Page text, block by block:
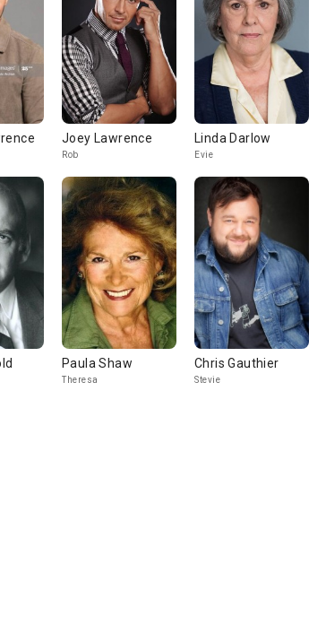
Joey Lawrence
Rob
Linda Darlow
Evie
Paula Shaw
Theresa
Chris Gauthier
Stevie